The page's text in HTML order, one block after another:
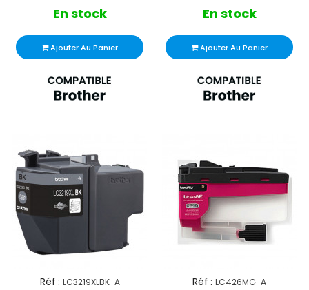
En stock
Ajouter Au Panier
En stock
Ajouter Au Panier
Réf : LC3219XLBK-A Réf : LC426MG-A